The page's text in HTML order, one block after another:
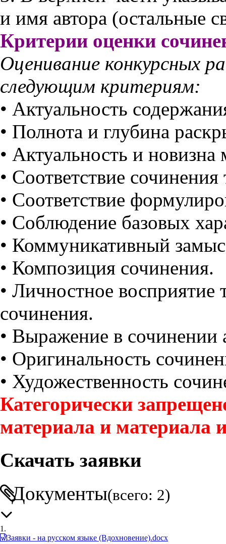
и имя автора (остальные
Критерии оценки
Оценивание конкурсных
следующим критериям:
• Актуальность
• Полнота и глубина
• Актуальность и новизна
• Соответствие
• Соответствие
• Соблюдение базовых
• Коммуникативный
• Композиция сочинения.
• Личностное восприятие
сочинения.
• Выражение в сочинении
• Оригинальность
• Художественность
Категорически
материала и материала
Скачать заявки
Документы(всего: 2)
1.
Заявки - на русском языке (Вдохновение).docx